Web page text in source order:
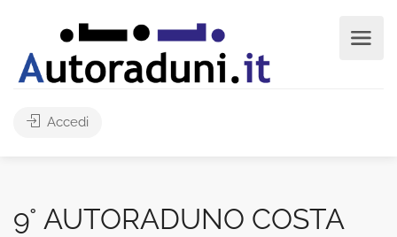
Accedi
9° AUTORADUNO COSTA